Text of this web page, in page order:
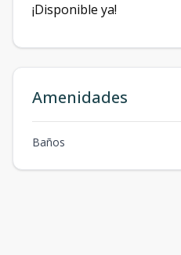
¡Disponible ya!
Amenidades
Baños